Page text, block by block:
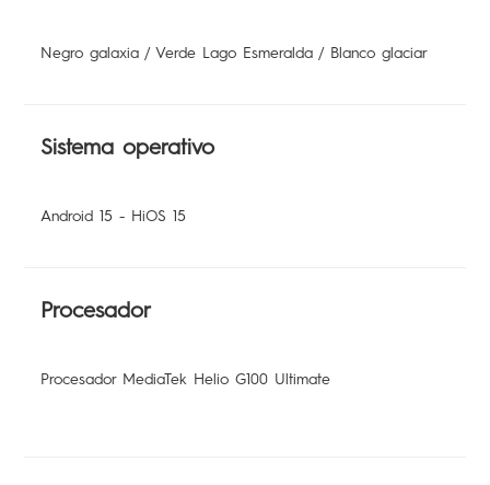
POP
Negro galaxia / Verde Lago Esmeralda / Blanco glaciar
Sistema operativo
Android 15 - HiOS 15
Procesador
Procesador MediaTek Helio G100 Ultimate